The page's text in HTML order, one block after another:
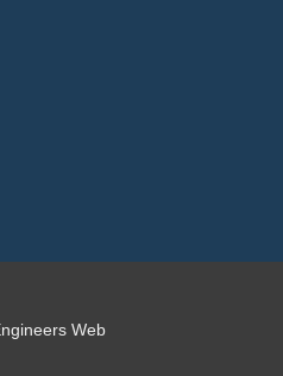
Web